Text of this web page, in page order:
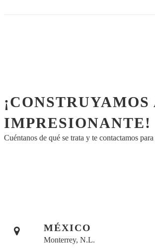
¡CONSTRUYAMOS
IMPRESIONANTE!
Cuéntanos de qué se trata y te contactamos
MÉXICO
Monterrey, N.L.